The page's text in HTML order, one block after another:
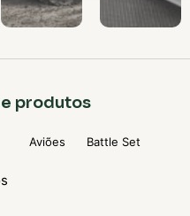
produtos
Aviões Battle Set